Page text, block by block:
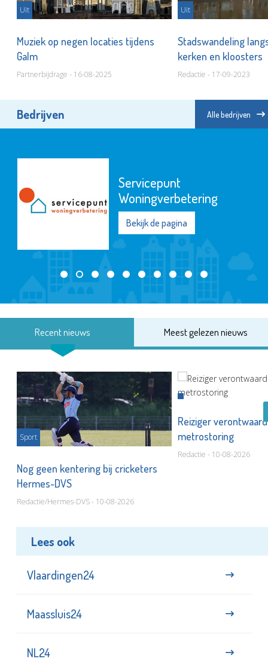
Uit
Muziek op negen locaties tijdens
Galm
Partnerbijdrage - 16-08-2025
Uit
Stadswandeling
kerken en kloosters
Redactie - 17-09-2023
Bedrijven Alle bedrijven
Servicepunt
Woningverbetering
Bekijk de pagina
Recent nieuws Meest gelezen nieuws
Sport
Nog geen kentering bij cricketers
Hermes-DVS
Redactie/Hermes-DVS - 10-08-2026
Reiziger
metrostoring
Redactie - 10-08-2026
Lees ook
Vlaardingen24
Maassluis24
NL24